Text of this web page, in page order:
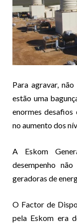
Para agravar,
estão uma
enormes
no aumento dos
A Eskom
desempenho
geradoras de
O Factor de
pela Eskom era